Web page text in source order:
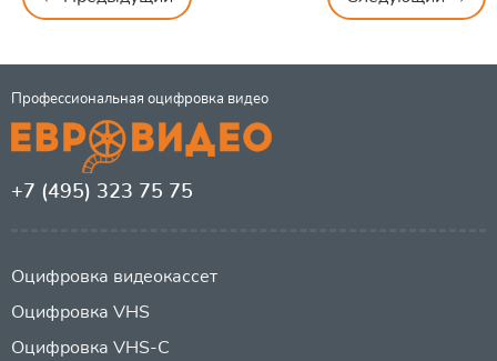
Профессиональная оцифровка видео
+7 (495) 323 75 75
Оцифровка видеокассет
Оцифровка VHS
Оцифровка VHS-C